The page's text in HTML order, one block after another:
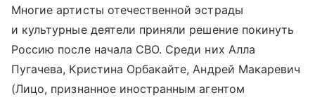
Многие артисты отечественной эстрады
и культурные деятели приняли решение покинуть
Россию после начала СВО. Среди них Алла
Пугачева, Кристина Орбакайте, Андрей Макаревич
(Лицо, признанное иностранным агентом